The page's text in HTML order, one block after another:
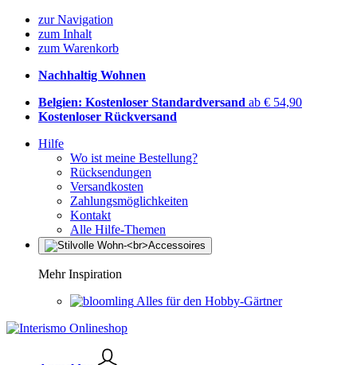
zur Navigation
zum Inhalt
zum Warenkorb
Nachhaltig Wohnen
Belgien: Kostenloser Standardversand ab € 54,90
Kostenloser Rückversand
Hilfe
Wo ist meine Bestellung?
Rücksendungen
Versandkosten
Zahlungsmöglichkeiten
Kontakt
Alle Hilfe-Themen
Mehr Inspiration
Alles für den Hobby-Gärtner